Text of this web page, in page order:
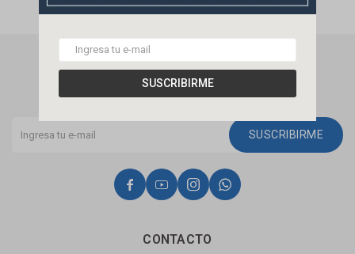
SUSCRIBIRME
CONTACTO
NEWSLETTER
¡Suscribite y recibí todas nuestras novedades!
SUSCRIBIRME
   